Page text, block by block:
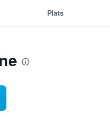
Plats